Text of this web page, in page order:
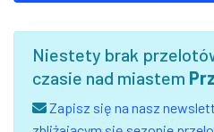
Niestety brak
czasie nad miastem
Zapisz się na nasz